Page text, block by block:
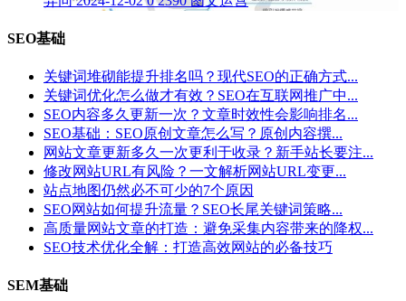
SEO基础
关键词堆砌能提升排名吗？现代SEO的正确方式...
关键词优化怎么做才有效？SEO在互联网推广中...
SEO内容多久更新一次？文章时效性会影响排名...
SEO基础：SEO原创文章怎么写？原创内容撰...
网站文章更新多久一次更利于收录？新手站长要注...
修改网站URL有风险？一文解析网站URL变更...
站点地图仍然必不可少的7个原因
SEO网站如何提升流量？SEO长尾关键词策略...
高质量网站文章的打造：避免采集内容带来的降权...
SEO技术优化全解：打造高效网站的必备技巧
SEM基础